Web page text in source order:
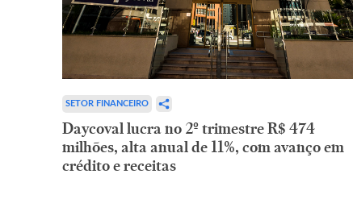
SETOR FINANCEIRO
Daycoval lucra no 2º trimestre R$ 474
milhões, alta anual de 11%, com avanço em
crédito e receitas